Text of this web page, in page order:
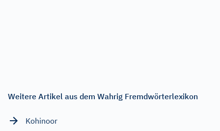
Weitere Artikel aus dem Wahrig Fremdwörterlexikon
Kohinoor